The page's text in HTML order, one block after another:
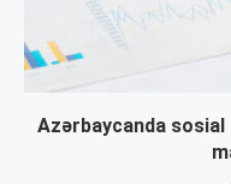
Azərbaycanda sosial